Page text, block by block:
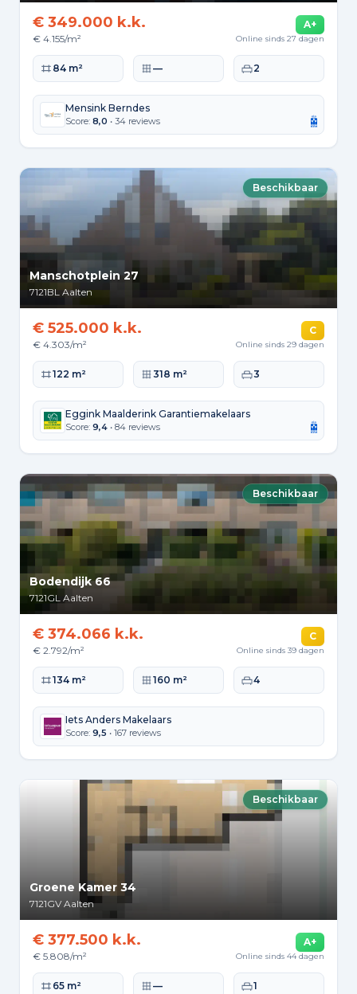
€ 349.000 k.k.
€ 4.155/m²
A+
Online sinds 27 dagen
Woonoppervlakte
84 m² Perceeloppervlakte
— Slaapkamers
2
Mensink Berndes
Score: 8,0 • 34 reviews
Beschikbaar
Manschotplein 27
7121BL Aalten
€ 525.000 k.k.
€ 4.303/m²
C
Online sinds 29 dagen
Woonoppervlakte
122 m² Perceeloppervlakte
318 m² Slaapkamers
3
Eggink Maalderink Garantiemakelaars
Score: 9,4 • 84 reviews
Beschikbaar
Bodendijk 66
7121GL Aalten
€ 374.066 k.k.
€ 2.792/m²
C
Online sinds 39 dagen
Woonoppervlakte
134 m² Perceeloppervlakte
160 m² Slaapkamers
4
Iets Anders Makelaars
Score: 9,5 • 167 reviews
Beschikbaar
Groene Kamer 34
7121GV Aalten
€ 377.500 k.k.
€ 5.808/m²
A+
Online sinds 44 dagen
Woonoppervlakte
65 m² Perceeloppervlakte
— Slaapkamers
1